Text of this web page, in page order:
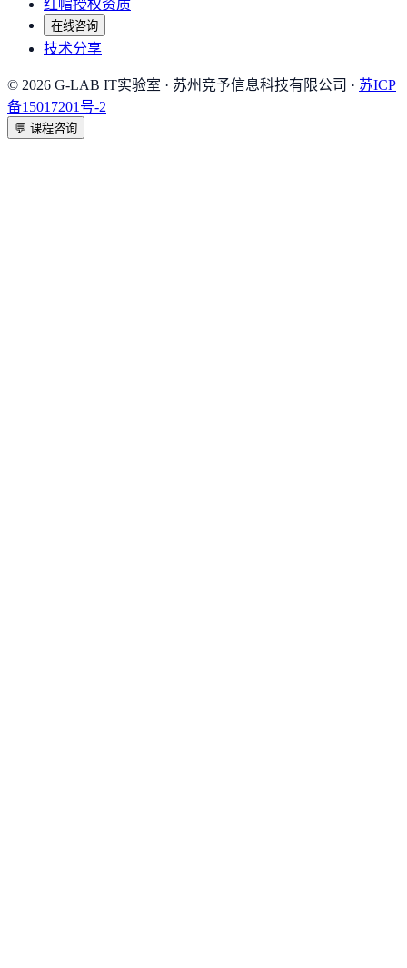
红帽授权资质
在线咨询
技术分享
© 2026 G-LAB IT实验室 · 苏州竞予信息科技有限公司 · 苏ICP
备15017201号-2
💬 课程咨询